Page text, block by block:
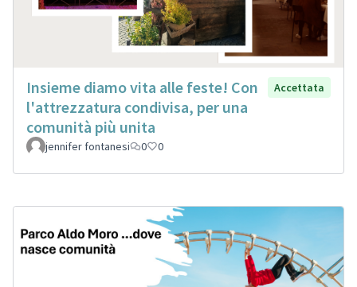
Insieme diamo vita alle feste! Con
l'attrezzatura condivisa, per una
comunità più unita
Accettata
jennifer fontanesi 0 0